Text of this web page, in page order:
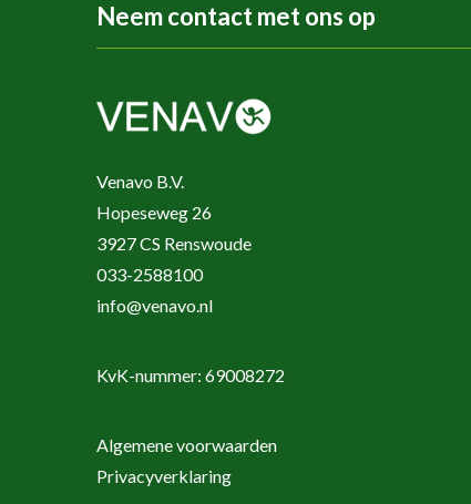
Neem contact met ons op
Venavo B.V.
Hopeseweg 26
3927 CS Renswoude
033-2588100
info@venavo.nl
KvK-nummer: 69008272
Algemene voorwaarden
Privacyverklaring